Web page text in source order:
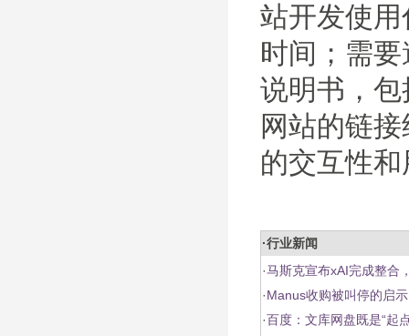
站开发使
时间；需
说明书，
网站的链
的交互性
·行业新闻
·马斯克宣布xAI完成整合
·Manus收购被叫停的启示
·百度：文库网盘既是“起